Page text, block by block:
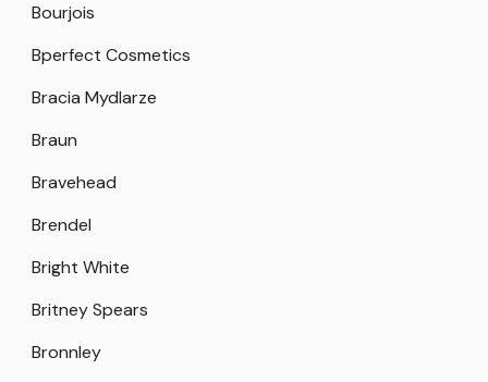
Bourjois
Bperfect Cosmetics
Bracia Mydlarze
Braun
Bravehead
Brendel
Bright White
Britney Spears
Bronnley